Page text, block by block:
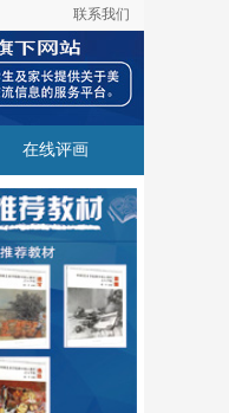
联系我们
在线评画